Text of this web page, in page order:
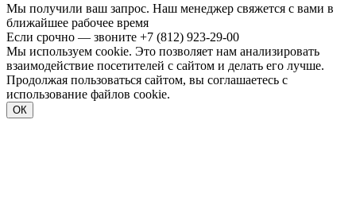
Мы получили ваш запрос. Наш менеджер свяжется с вами в
ближайшее рабочее время
Если срочно — звоните +7 (812) 923-29-00
Мы используем cookie. Это позволяет нам анализировать
взаимодействие посетителей с сайтом и делать его лучше.
Продолжая пользоваться сайтом, вы соглашаетесь с
использование файлов cookie.
ОК